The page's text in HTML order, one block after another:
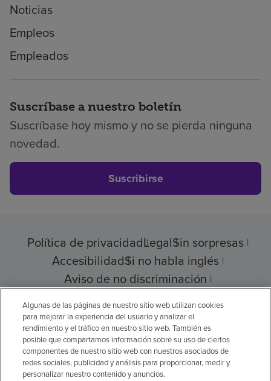
Noticias
Empleos
Empleados
Suscríbase a nuestro boletín
Suscríbase hoy mismo y no se pierda ninguna
novedad.
Suscribirse
Política de privacidadLegalSin sorpresas
AccesibilidadSi no habla inglés
Aviso de no discriminación
Cumplimiento de los proveedores
© 2026 Encompass Health Corporation
Preferencias de cookies
Algunas de las páginas de nuestro sitio web utilizan cookies
para mejorar la experiencia del usuario y analizar el
rendimiento y el tráfico en nuestro sitio web. También es
posible que compartamos información sobre su uso de ciertos
componentes de nuestro sitio web con nuestros asociados de
redes sociales, publicidad y análisis para proporcionar, medir y
personalizar nuestro contenido y anuncios.